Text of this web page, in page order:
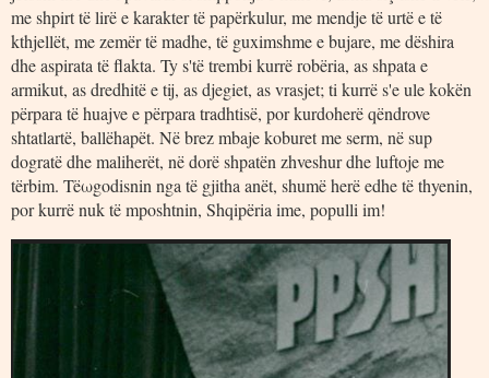
me shpirt të lirë e karakter të papërkulur, me mendje të urtë e të
kthjellët, me zemër të madhe, të guximshme e bujare, me dëshira
dhe aspirata të flakta. Ty s'të trembi kurrë robëria, as shpata e
armikut, as dredhitë e tij, as djegiet, as vrasjet; ti kurrë s'e ule kokën
përpara të huajve e përpara tradhtisë, por kurdoherë qëndrove
shtatlartë, ballëhapët. Në brez mbaje koburet me serm, në sup
dogratë dhe maliherët, në dorë shpatën zhveshur dhe luftoje me
tërbim. Tëωgodisnin nga të gjitha anët, shumë herë edhe të thyenin,
por kurrë nuk të mposhtnin, Shqipëria ime, populli im!